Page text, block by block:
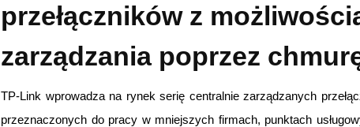
przełączników z
zarządzania poprzez
TP-Link wprowadza na rynek serię centralnie zarządzanych
przeznaczonych do pracy w mniejszych firmach, punktach